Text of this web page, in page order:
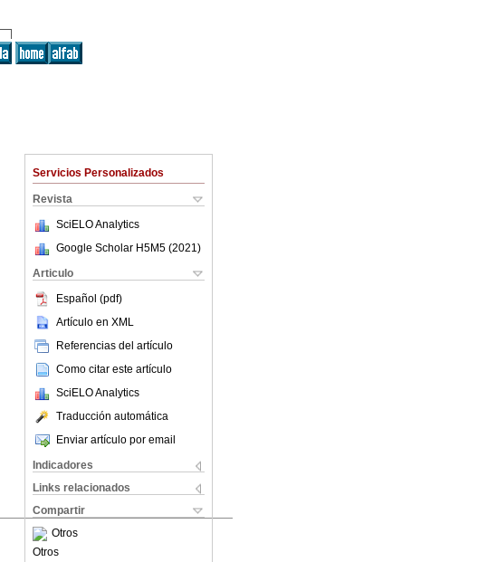
Servicios Personalizados
Revista
SciELO Analytics
Google Scholar H5M5 (2021 )
Articulo
Español (pdf)
Artículo en XML
Referencias del artículo
Como citar este artículo
SciELO Analytics
Traducción automática
Enviar artículo por email
Indicadores
Links relacionados
Compartir
Otros
Otros